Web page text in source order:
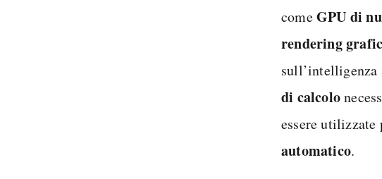
comeGPU di
rendering
di calcolo
essere utilizzate
automatico.